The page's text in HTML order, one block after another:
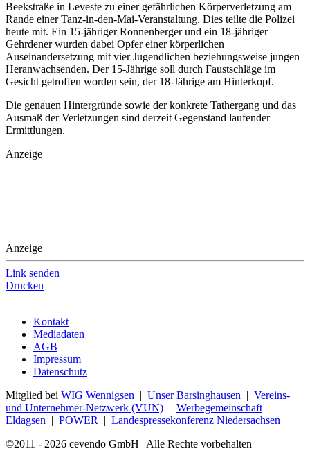
Beekstraße in Leveste zu einer gefährlichen Körperverletzung am
Rande einer Tanz-in-den-Mai-Veranstaltung. Dies teilte die Polizei
heute mit. Ein 15-jähriger Ronnenberger und ein 18-jähriger
Gehrdener wurden dabei Opfer einer körperlichen
Auseinandersetzung mit vier Jugendlichen beziehungsweise jungen
Heranwachsenden. Der 15-Jährige soll durch Faustschläge im
Gesicht getroffen worden sein, der 18-Jährige am Hinterkopf.
Die genauen Hintergründe sowie der konkrete Tathergang und das
Ausmaß der Verletzungen sind derzeit Gegenstand laufender
Ermittlungen.
Anzeige
Anzeige
Link senden
Drucken
Kontakt
Mediadaten
AGB
Impressum
Datenschutz
Mitglied bei WIG Wennigsen | Unser Barsinghausen | Vereins-
und Unternehmer-Netzwerk (VUN) | Werbegemeinschaft
Eldagsen | POWER | Landespressekonferenz Niedersachsen
©2011 - 2026 cevendo GmbH | Alle Rechte vorbehalten